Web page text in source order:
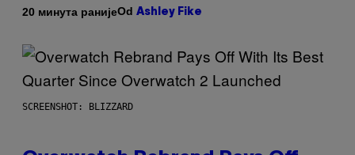
20 минута ранијеOd Ashley Fike
SCREENSHOT: BLIZZARD